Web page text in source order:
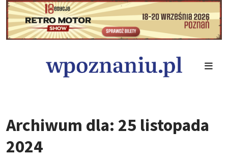
Archiwum dla: 25 listopada
2024